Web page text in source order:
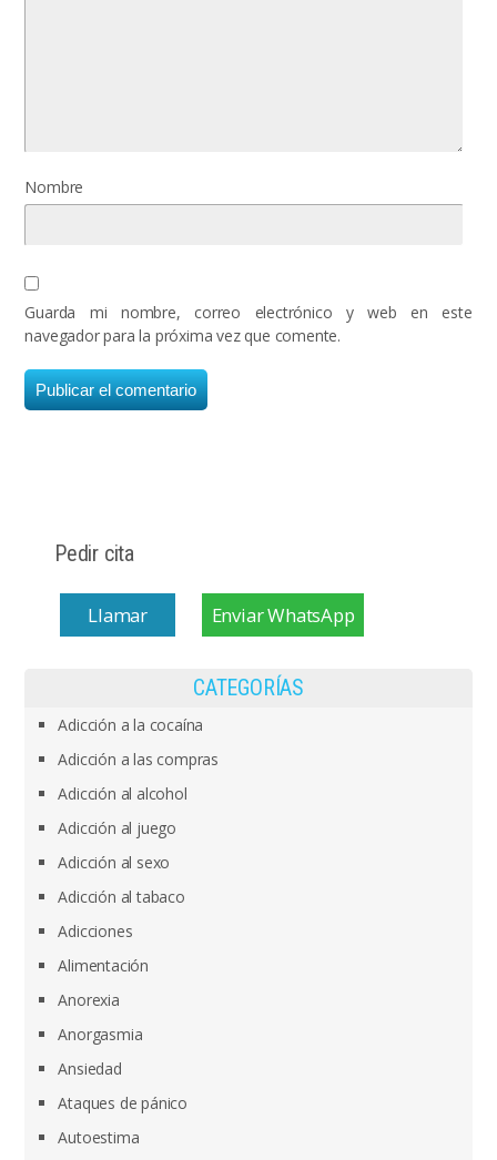
Nombre
Guarda mi nombre, correo electrónico y web en este
navegador para la próxima vez que comente.
Pedir cita
Llamar Enviar WhatsApp
CATEGORÍAS
Adicción a la cocaína
Adicción a las compras
Adicción al alcohol
Adicción al juego
Adicción al sexo
Adicción al tabaco
Adicciones
Alimentación
Anorexia
Anorgasmia
Ansiedad
Ataques de pánico
Autoestima